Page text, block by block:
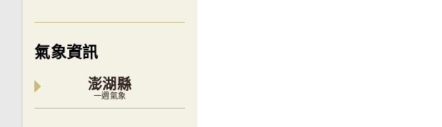
氣象資訊
澎湖縣
一週氣象